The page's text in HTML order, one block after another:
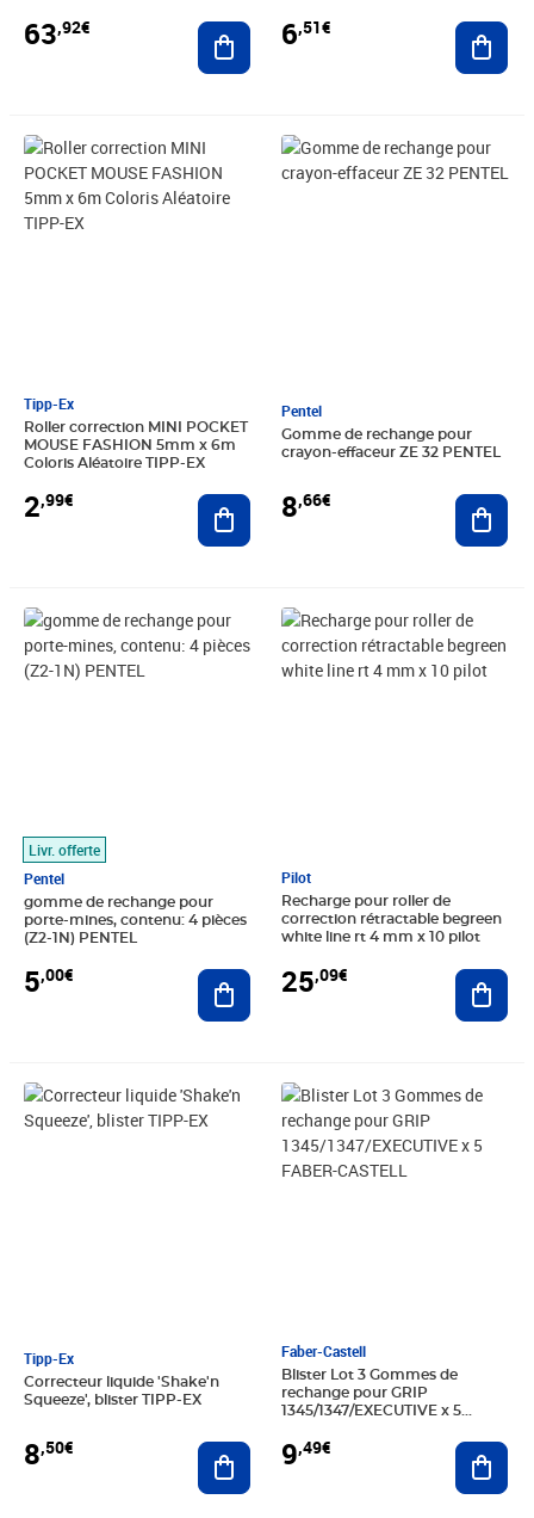
63,92€ Ajouter au panier
6,51€
Tipp-Ex
Roller correction MINI POCKET
MOUSE FASHION 5mm x 6m
Coloris Aléatoire TIPP-EX
2,99€
Prix 2,99€
Ajouter au panier
Pentel
Gomme de rechange pour
crayon-effaceur ZE 32 PENTEL
8,66€
Prix 8,66€
Livr. offerte
Pentel
gomme de rechange pour
porte-mines, contenu: 4 pièces
(Z2-1N) PENTEL
5,00€
Prix 5,00€
Ajouter au panier
Pilot
Recharge pour roller de
correction rétractable begreen
white line rt 4 mm x 10 pilot
25,09€
Prix 25,09€
Tipp-Ex
Correcteur liquide 'Shake'n
Squeeze', blister TIPP-EX
8,50€
Prix 8,50€
Ajouter au panier
Faber-Castell
Blister Lot 3 Gommes de
rechange pour GRIP
1345/1347/EXECUTIVE x 5
9,49€
Prix 9,49€